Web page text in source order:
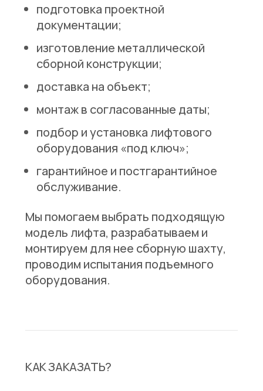
подготовка проектной
документации;
изготовление металлической
сборной конструкции;
доставка на объект;
монтаж в согласованные даты;
подбор и установка лифтового
оборудования «под ключ»;
гарантийное и постгарантийное
обслуживание.
Мы помогаем выбрать подходящую
модель лифта, разрабатываем и
монтируем для нее сборную шахту,
проводим испытания подъемного
оборудования.
КАК ЗАКАЗАТЬ?